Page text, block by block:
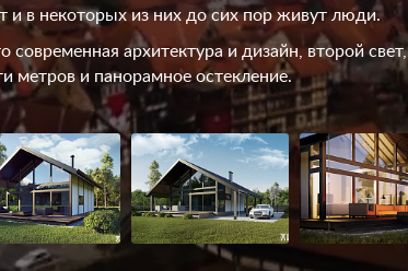
и в некоторых из них до сих пор живут люди.
архитектура и дизайн, второй свет,
метров и панорамное остекление.